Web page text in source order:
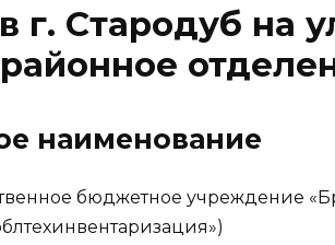
г. Стародуб на
наименование
бюджетное учреждение